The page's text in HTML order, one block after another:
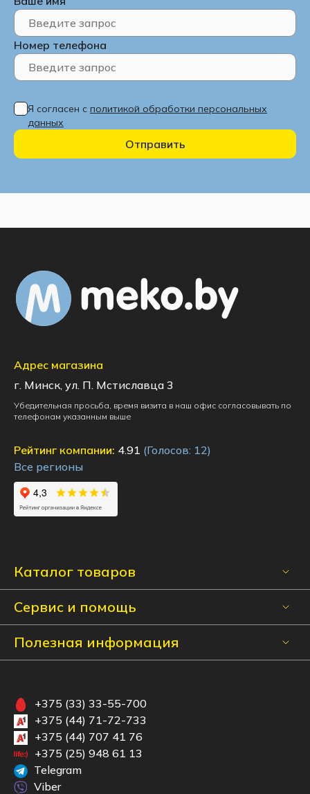
Номер телефона
Я согласен с политикой обработки персональных
данных
Отправить
Каталог товаров
Сервис и помощь
Полезная информация
Адрес магазина
г. Минск, ул. П. Мстиславца 3
Убедительная просьба, время визита в наш офис согласовывать по
телефонам указанным выше
Рейтинг компании: 4.91 (Голосов: 12)
Все регионы
+375 (33) 33-55-700
+375 (44) 71-72-733
+375 (44) 707 41 76
+375 (25) 948 61 13
Telegram
Viber